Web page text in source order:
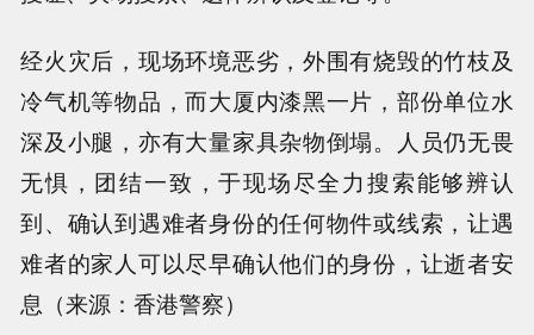
经火灾后，现场环境恶劣，外围有烧毁的竹枝及
冷气机等物品，而大厦内漆黑一片，部份单位水
深及小腿，亦有大量家具杂物倒塌。人员仍无畏
无惧，团结一致，于现场尽全力搜索能够辨认
到、确认到遇难者身份的任何物件或线索，让遇
难者的家人可以尽早确认他们的身份，让逝者安
息（来源：香港警察）